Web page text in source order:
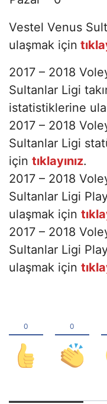
ulaşmak için
Sultanlar Ligi
istatistiklerine
2017 – 2018
Sultanlar Ligi
içintıklayınız .
2017 – 2018
Sultanlar Ligi
ulaşmak için
2017 – 2018
Sultanlar Ligi
ulaşmak için